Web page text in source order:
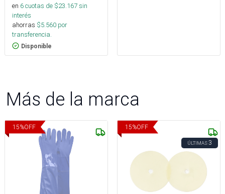
en 6cuotas de $23.167sin
interés
ahorras $5.560 por
transferencia.
Disponible
Más de la marca
15%OFF 15%OFF
ÚLTIMAS3